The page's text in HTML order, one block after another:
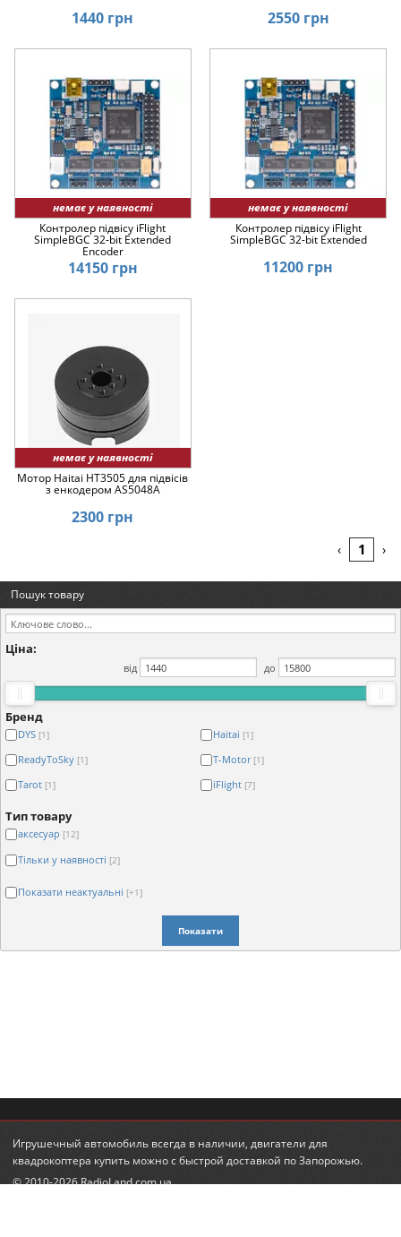
1440 грн 2550 грн
немає у наявності
Контролер підвісу iFlight
SimpleBGC 32-bit Extended
Encoder
14150 грн
немає у наявності
Контролер підвісу iFlight
SimpleBGC 32-bit Extended
11200 грн
немає у наявності
Мотор Haitai HT3505 для підвісів
з енкодером AS5048A
2300 грн
‹ 1 ›
Пошук товару
Ціна:
від до
Бренд
DYS [1] Haitai [1]
ReadyToSky [1] T-Motor [1]
Tarot [1] iFlight [7]
Тип товару
аксесуар [12]
Тільки у наявності [2]
Показати неактуальні [+1]
Показати
Игрушечный автомобильвсегда в наличии, двигатели для
квадрокоптера купитьможно с быстрой доставкой по Запорожью.
© 2010-2026 RadioLand.com.ua